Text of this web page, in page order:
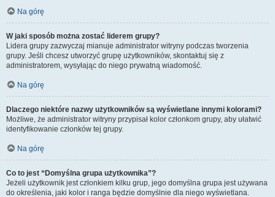
Na górę
W jaki sposób można zostać liderem grupy?
Lidera grupy zazwyczaj mianuje administrator witryny podczas tworzenia
grupy. Jeśli chcesz utworzyć grupę użytkowników, skontaktuj się z
administratorem, wysyłając do niego prywatną wiadomość.
Na górę
Dlaczego niektóre nazwy użytkowników są wyświetlane innymi kolorami?
Możliwe, że administrator witryny przypisał kolor członkom grupy, aby ułatwić
identyfikowanie członków tej grupy.
Na górę
Co to jest “Domyślna grupa użytkownika”?
Jeżeli użytkownik jest członkiem kilku grup, jego domyślna grupa jest używana
do określenia, jaki kolor i ranga będzie domyślnie dla niego wyświetlana.